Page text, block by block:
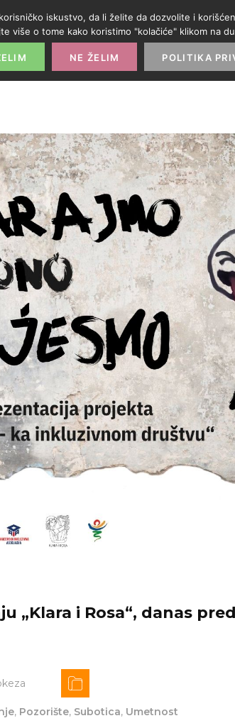
POČETNA PROMO IZLOG
„Klara i Rosa“, danas
, Pozorište, Subotica, Umetnost
iskustvo, da li želite da dozvolite i
više o tome kako koristimo "kolačiće" klikom na
NE ŽELIM POLITIKA